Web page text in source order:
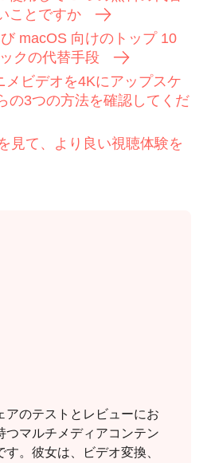
ことですか
macOS 向けのトップ 10
クの代替手段
メビデオを4Kにアップスケ
の3つの方法を確認してくだ
見て、より良い視聴体験を
アのテストとレビューにお
つマルチメディアコンテン
。彼女は、ビデオ変換、